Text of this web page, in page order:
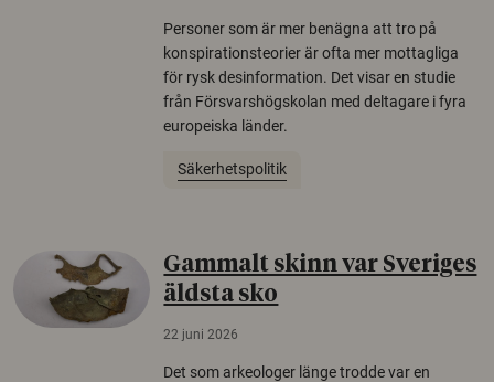
Personer som är mer benägna att tro på
konspirationsteorier är ofta mer mottagliga
för rysk desinformation. Det visar en studie
från Försvarshögskolan med deltagare i fyra
europeiska länder.
Säkerhetspolitik
Gammalt skinn var Sveriges
äldsta sko
22 juni 2026
Det som arkeologer länge trodde var en